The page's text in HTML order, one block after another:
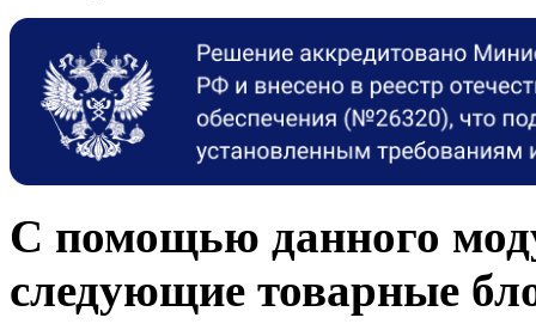
С помощью данного
следующие товарные